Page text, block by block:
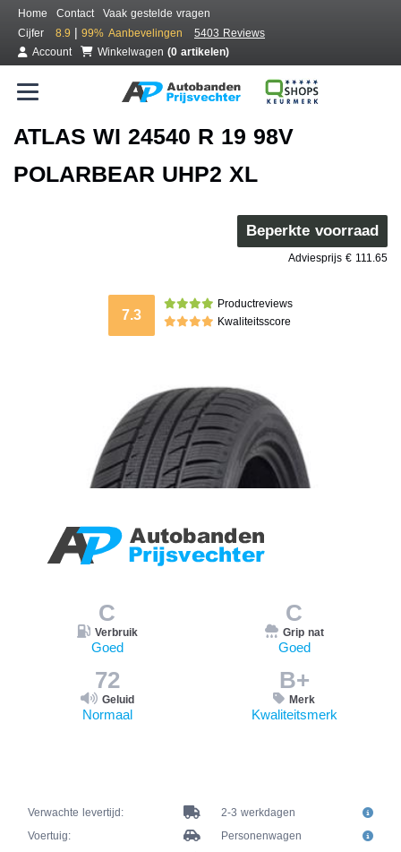
Home Contact
Vaak gestelde vragen
Cijfer
8.9 | 99% Aanbevelingen
5403 Reviews
Account
Winkelwagen (0 artikelen)
ATLAS WI 24540 R 19 98V
POLARBEAR UHP2 XL
Beperkte voorraad
Adviesprijs € 111.65
7.3
Productreviews
Kwaliteitsscore
C
Verbruik
Goed
C
Grip nat
Goed
72
Geluid
Normaal
B+
Merk
Kwaliteitsmerk
Verwachte levertijd:
2-3 werkdagen
Voertuig:
Personenwagen